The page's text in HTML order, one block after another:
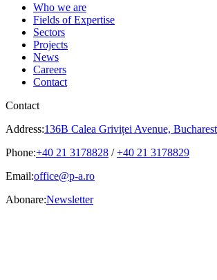
Who we are
Fields of Expertise
Sectors
Projects
News
Careers
Contact
Contact
Address:136B Calea Griviței Avenue, Bucharest
Phone:+40 21 3178828 /+40 21 3178829
Email:office@p-a.ro
Abonare:Newsletter